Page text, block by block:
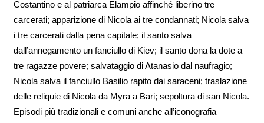
Costantino e al patriarca Elampio affinché liberino tre
carcerati; apparizione di Nicola ai tre condannati; Nicola salva
i tre carcerati dalla pena capitale; il santo salva
dall’annegamento un fanciullo di Kiev; il santo dona la dote a
tre ragazze povere; salvataggio di Atanasio dal naufragio;
Nicola salva il fanciullo Basilio rapito dai saraceni; traslazione
delle reliquie di Nicola da Myra a Bari; sepoltura di san Nicola.
Episodi più tradizionali e comuni anche all’iconografia